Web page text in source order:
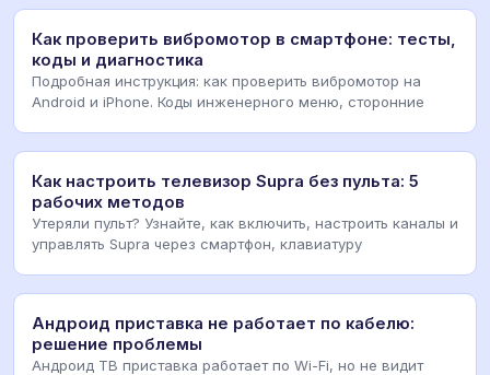
Как проверить вибромотор в смартфоне: тесты,
коды и диагностика
Подробная инструкция: как проверить вибромотор на
Android и iPhone. Коды инженерного меню, сторонние
Как настроить телевизор Supra без пульта: 5
рабочих методов
Утеряли пульт? Узнайте, как включить, настроить каналы и
управлять Supra через смартфон, клавиатуру
Андроид приставка не работает по кабелю:
решение проблемы
Андроид ТВ приставка работает по Wi-Fi, но не видит